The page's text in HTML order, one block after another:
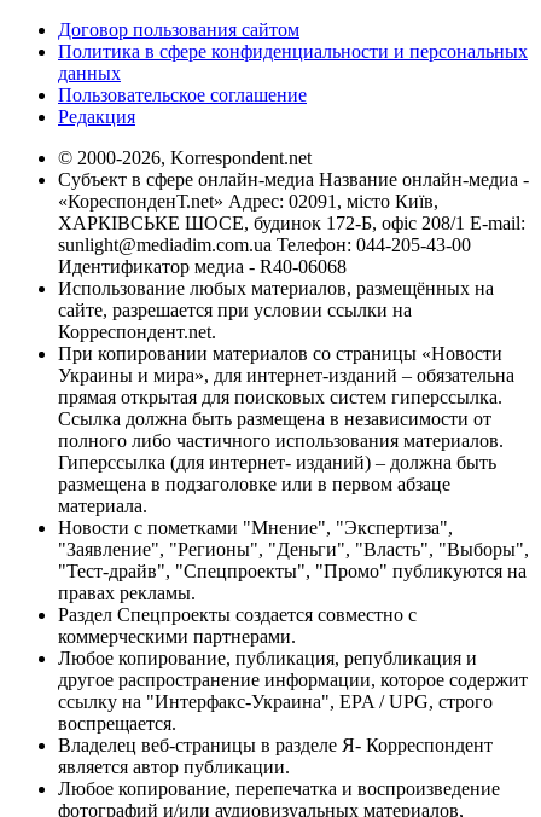
Договор пользования сайтом
Политика в сфере конфиденциальности и персональных
данных
Пользовательское соглашение
Редакция
© 2000-2026, Korrespondent.net
Субъект в сфере онлайн-медиа Название онлайн-медиа -
«КореспонденТ.net» Адрес: 02091, місто Київ,
ХАРКІВСЬКЕ ШОСЕ, будинок 172-Б, офіс 208/1 E-mail:
sunlight@mediadim.com.ua Телефон: 044-205-43-00
Идентификатор медиа - R40-06068
Использование любых материалов, размещённых на
сайте, разрешается при условии ссылки на
Корреспондент.net.
При копировании материалов со страницы «Новости
Украины и мира», для интернет-изданий – обязательна
прямая открытая для поисковых систем гиперссылка.
Ссылка должна быть размещена в независимости от
полного либо частичного использования материалов.
Гиперссылка (для интернет- изданий) – должна быть
размещена в подзаголовке или в первом абзаце
материала.
Новости с пометками "Мнение", "Экспертиза",
"Заявление", "Регионы", "Деньги", "Власть", "Выборы",
"Тест-драйв", "Спецпроекты", "Промо" публикуются на
правах рекламы.
Раздел Спецпроекты создается совместно с
коммерческими партнерами.
Любое копирование, публикация, републикация и
другое распространение информации, которое содержит
ссылку на "Интерфакс-Украина", EPA / UPG, строго
воспрещается.
Владелец веб-страницы в разделе Я- Корреспондент
является автор публикации.
Любое копирование, перепечатка и воспроизведение
фотографий и/или аудиовизуальных материалов,